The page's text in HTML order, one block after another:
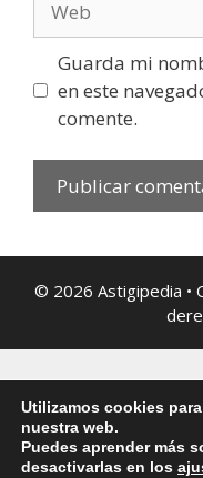
Guarda mi
en este
comente.
© 2026 Astigipedia •
Utilizamos cookies
nuestra web.
Puedes aprender más
desactivarlas en los